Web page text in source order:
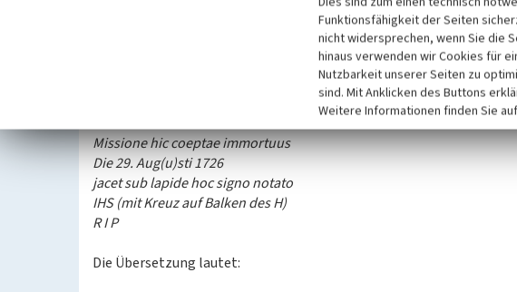
Pfarrer in Weitersweiler. Im Jahre 1727 verstarb er.
Die zweite Tafel enthält die Inschrift:
R(everendissimus). P(iissimus). Franciscus Dorn
Missione hic coeptae immortuus
Die 29. Aug(u)sti 1726
jacet sub lapide hoc signo notato
IHS (mit Kreuz auf Balken des H)
R I P
Die Übersetzung lautet:
Funktionsfähigkeit der Seiten
nicht widersprechen, wenn Sie die
hinaus verwenden wir Cookies für
Nutzbarkeit unserer Seiten zu
sind. Mit Anklicken des Buttons
Weitere Informationen finden Sie